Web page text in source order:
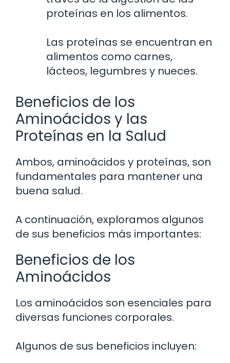
proteínas en los alimentos.
Las proteínas se encuentran en
alimentos como carnes,
lácteos, legumbres y nueces.
Beneficios de los
Aminoácidos y las
Proteínas en la Salud
Ambos, aminoácidos y proteínas, son
fundamentales para mantener una
buena salud.
A continuación, exploramos algunos
de sus beneficios más importantes:
Beneficios de los
Aminoácidos
Los aminoácidos son esenciales para
diversas funciones corporales.
Algunos de sus beneficios incluyen: